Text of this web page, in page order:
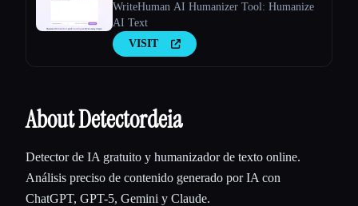
WriteHuman AI Humanizer Tool: Humanize
AI Text
VISIT
About Detectordeia
Detector de IA gratuito y humanizador de texto online.
Análisis preciso de contenido generado por IA con
ChatGPT, GPT-5, Gemini y Claude.